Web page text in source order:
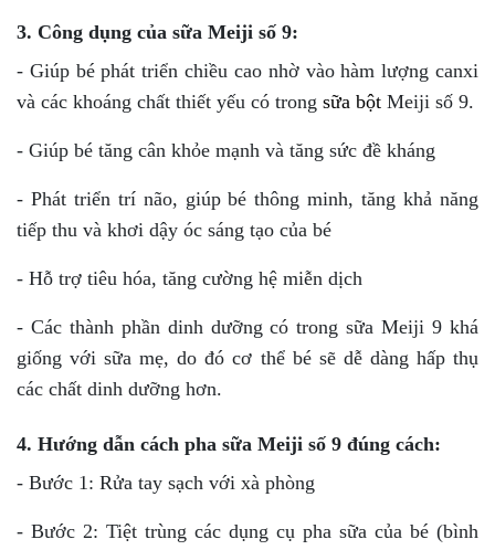
3. Công dụng của sữa Meiji số 9:
- Giúp bé phát triển chiều cao nhờ vào hàm lượng canxi
và các khoáng chất thiết yếu có trong sữa bột Meiji số 9.
- Giúp bé tăng cân khỏe mạnh và tăng sức đề kháng
- Phát triển trí não, giúp bé thông minh, tăng khả năng
tiếp thu và khơi dậy óc sáng tạo của bé
- Hỗ trợ tiêu hóa, tăng cường hệ miễn dịch
- Các thành phần dinh dưỡng có trong sữa Meiji 9 khá
giống với sữa mẹ, do đó cơ thể bé sẽ dễ dàng hấp thụ
các chất dinh dưỡng hơn.
4. Hướng dẫn cách pha sữa Meiji số 9 đúng cách:
- Bước 1: Rửa tay sạch với xà phòng
- Bước 2: Tiệt trùng các dụng cụ pha sữa của bé (bình